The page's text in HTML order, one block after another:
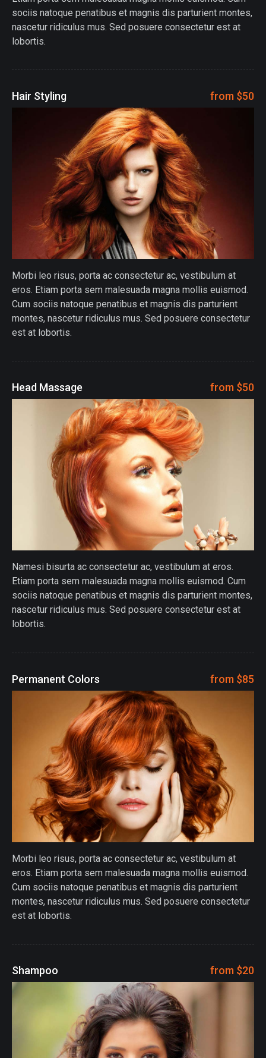
sociis natoque penatibus et magnis dis parturient montes,
nascetur ridiculus mus. Sed posuere consectetur est at
lobortis.
Hair Styling from $50
Morbi leo risus, porta ac consectetur ac, vestibulum at
eros. Etiam porta sem malesuada magna mollis euismod.
Cum sociis natoque penatibus et magnis dis parturient
montes, nascetur ridiculus mus. Sed posuere consectetur
est at lobortis.
Head Massage from $50
Namesi bisurta ac consectetur ac, vestibulum at eros.
Etiam porta sem malesuada magna mollis euismod. Cum
sociis natoque penatibus et magnis dis parturient montes,
nascetur ridiculus mus. Sed posuere consectetur est at
lobortis.
Permanent Colors from $85
Morbi leo risus, porta ac consectetur ac, vestibulum at
eros. Etiam porta sem malesuada magna mollis euismod.
Cum sociis natoque penatibus et magnis dis parturient
montes, nascetur ridiculus mus. Sed posuere consectetur
est at lobortis.
Shampoo from $20